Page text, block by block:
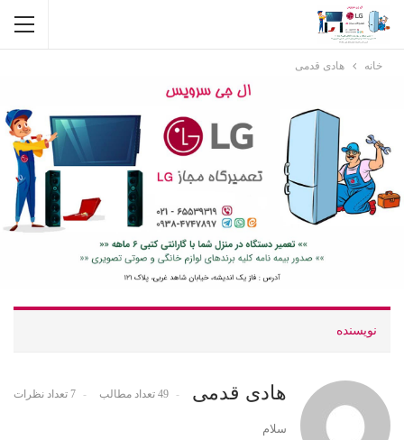
خانه هادی قدمی
نویسنده
هادی قدمی 49 تعداد مطالب 7 تعداد نظرات
سلام